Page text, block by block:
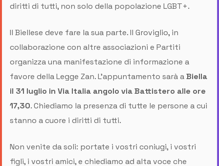
diritti di tutti, non solo della popolazione LGBT+.
Il Biellese deve fare la sua parte. Il Groviglio, in
collaborazione con altre associazioni e Partiti
organizza una manifestazione di informazione a
favore della Legge Zan. L'appuntamento sarà aBiella
il 31 luglio in Via Italia angolo via Battistero alle ore
17,30. Chiediamo la presenza di tutte le persone a cui
stanno a cuore i diritti di tutti.
Non venite da soli: portate i vostri coniugi, i vostri
figli, i vostri amici, e chiediamo ad alta voce che